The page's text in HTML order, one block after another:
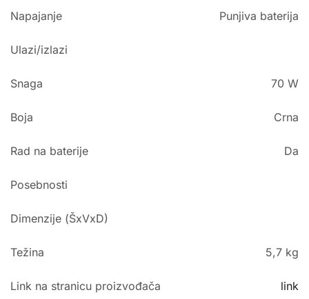
Napajanje Punjiva baterija
Ulazi/izlazi
Snaga 70 W
Boja Crna
Rad na baterije Da
Posebnosti
Dimenzije (ŠxVxD)
Težina 5,7 kg
Link na stranicu proizvođača link